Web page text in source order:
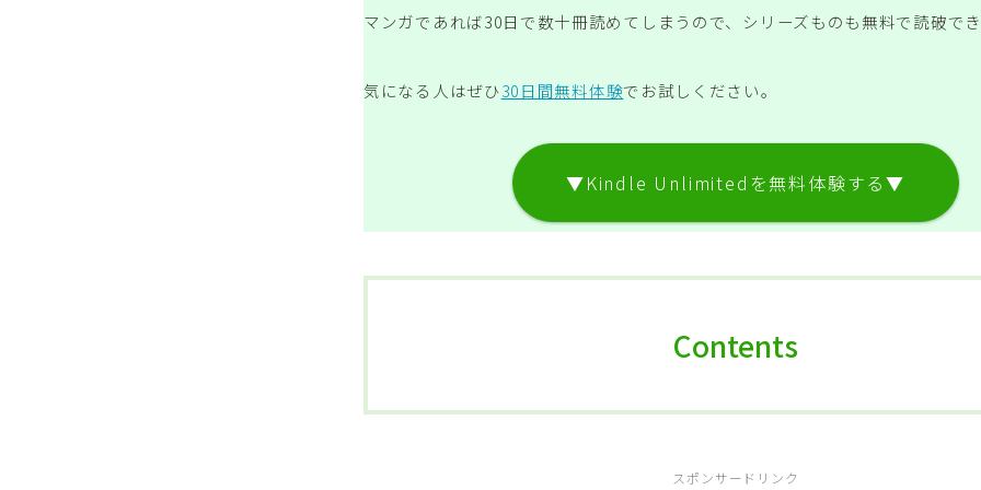
マンガであれば30日で数十冊読めてしまうので、シリーズものも無料で読破でき
気になる人はぜひ30日間無料体験でお試しください。
▼Kindle Unlimitedを無料体験する▼
Contents
スポンサードリンク